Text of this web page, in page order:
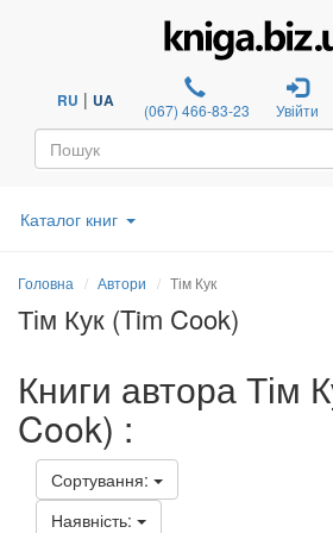
RU | UA (067) 466-83-23 Увійти
Каталог книг
Головна Автори Тім Кук
Тім Кук (Tim Cook)
Книги автора Тім
Cook) :
Сортування:
Наявність: